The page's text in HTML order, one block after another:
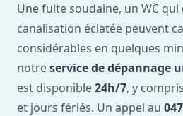
Une fuite soudaine, un WC
canalisation éclatée peuvent
considérables en quelques
notreservice de dépannage
est disponible24h/7, y
et jours fériés. Un appel au